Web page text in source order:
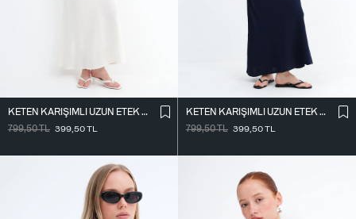
KETEN KARIŞIMLI UZUN ETEK E18087
799,50TL 399,50TL
KETEN KARIŞIMLI UZUN ETEK E18087
799,50TL 399,50TL